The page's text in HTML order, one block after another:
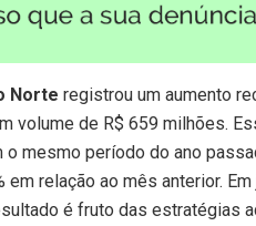
Norte registrou um aumento
volume de R$ 659 milhões.
o mesmo período do ano
em relação ao mês anterior.
é fruto das estratégias